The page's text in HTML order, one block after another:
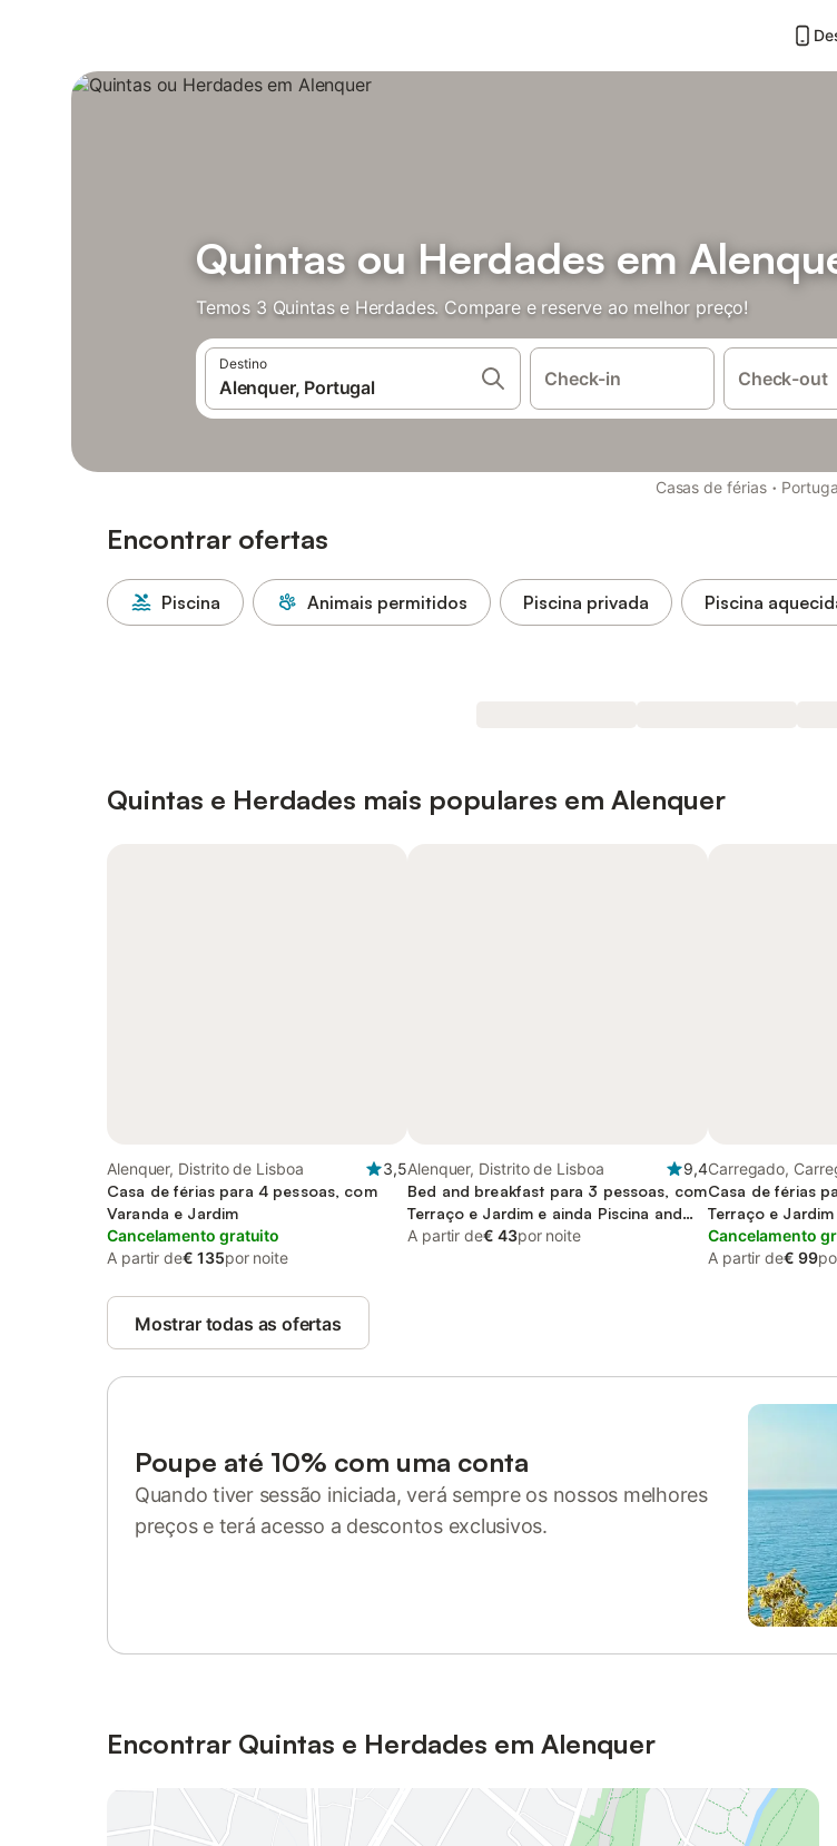
Quintas ou Herdades em
Temos 3 Quintas e Herdades. Compare e reserve ao melhor preço!
Destino
Check-in Check-out
Casas de férias ·
Encontrar ofertas
Piscina Animais permitidos Piscina privada Piscina
Quintas e Herdades mais populares em Alenquer
Alenquer, Distrito de Lisboa
3,5
Casa de férias para 4 pessoas, com
Varanda e Jardim
Cancelamento gratuito
A partir de€ 135por noite
Alenquer, Distrito de Lisboa
9,4
Bed and breakfast para 3 pessoas, com
Terraço e Jardim e ainda Piscina and
Vista
A partir de€ 43por noite
Carregado,
Casa de férias
Terraço e
Vista
Cancelamento
A partir de€ 99
Mostrar todas as ofertas
Poupe até 10% com uma conta
Quando tiver sessão iniciada, verá sempre os nossos melhores
preços e terá acesso a descontos exclusivos.
Encontrar Quintas e Herdades em Alenquer